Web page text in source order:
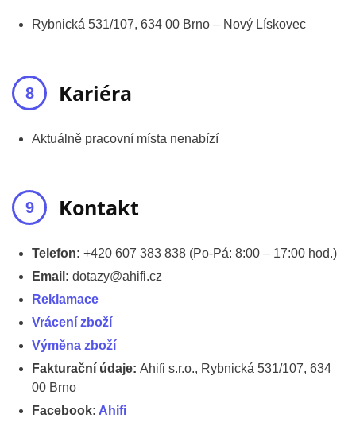
Rybnická 531/107, 634 00 Brno – Nový Lískovec
Kariéra
Aktuálně pracovní místa nenabízí
Kontakt
Telefon: +420 607 383 838 (Po-Pá: 8:00 – 17:00 hod.)
Email: dotazy@ahifi.cz
Reklamace
Vrácení zboží
Výměna zboží
Fakturační údaje: Ahifi s.r.o., Rybnická 531/107, 634
00 Brno
Facebook: Ahifi